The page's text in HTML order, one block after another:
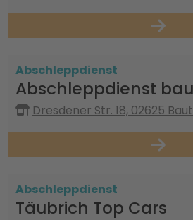
Abschleppdienst
Abschleppdienst
Dresdener Str. 18, 02625
Abschleppdienst
Täubrich Top Cars